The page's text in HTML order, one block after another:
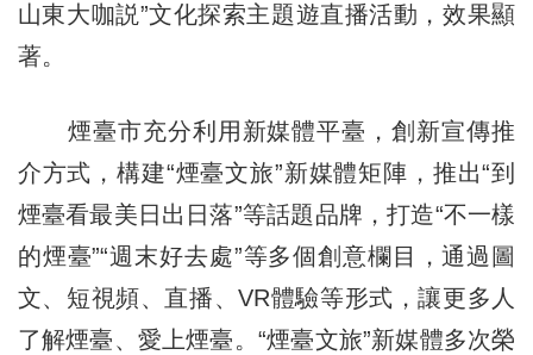
山東大咖説”文化探索主題遊直播活動，效果顯
著。
煙臺市充分利用新媒體平臺，創新宣傳推
介方式，構建“煙臺文旅”新媒體矩陣，推出“到
煙臺看最美日出日落”等話題品牌，打造“不一樣
的煙臺”“週末好去處”等多個創意欄目，通過圖
文、短視頻、直播、VR體驗等形式，讓更多人
了解煙臺、愛上煙臺。“煙臺文旅”新媒體多次榮